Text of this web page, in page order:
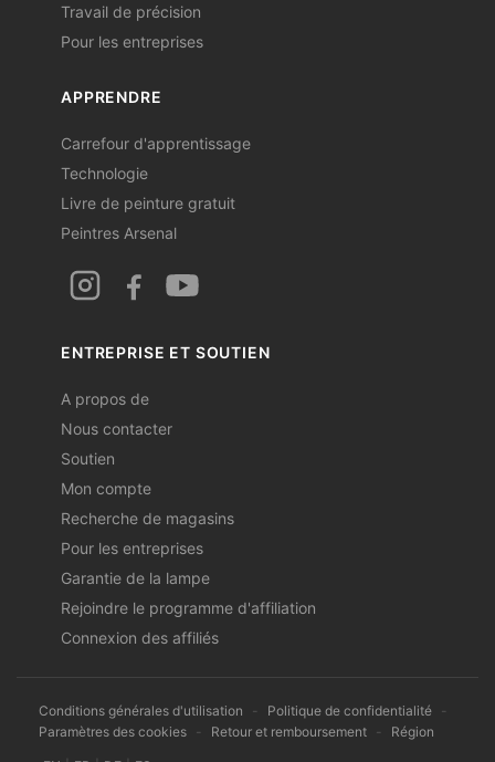
Travail de précision
Pour les entreprises
APPRENDRE
Carrefour d'apprentissage
Technologie
Livre de peinture gratuit
Peintres Arsenal
ENTREPRISE ET SOUTIEN
A propos de
Nous contacter
Soutien
Mon compte
Recherche de magasins
Pour les entreprises
Garantie de la lampe
Rejoindre le programme d'affiliation
Connexion des affiliés
Conditions générales d'utilisation - Politique de confidentialité -
Paramètres des cookies - Retour et remboursement - Région